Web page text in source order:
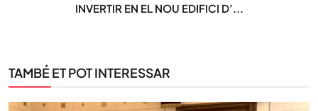
INVERTIR EN EL NOU EDIFICI D’...
TAMBÉ ET POT INTERESSAR